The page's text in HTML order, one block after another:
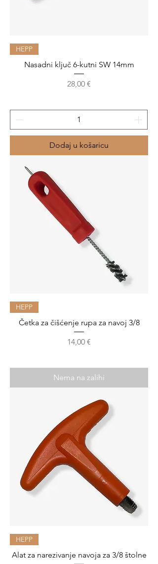
HEPP
Nasadni ključ 6-kutni SW 14mm
Cijena
28,00 €
Dodaj u košaricu
HEPP
Četka za čišćenje rupa za navoj 3/8
Cijena
14,00 €
Nema na zalihi
HEPP
Alat za narezivanje navoja za 3/8 štolne